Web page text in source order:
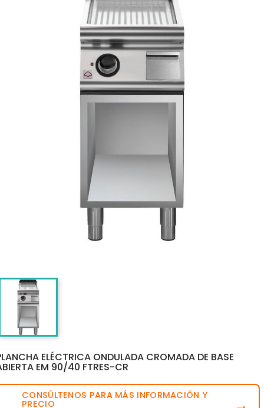
ELÉCTRICA ONDULADA CROMADA DE BASE
EM 90/40 FTRES-CR
CONSÚLTENOS PARA MÁS INFORMACIÓN Y
PRECIO →